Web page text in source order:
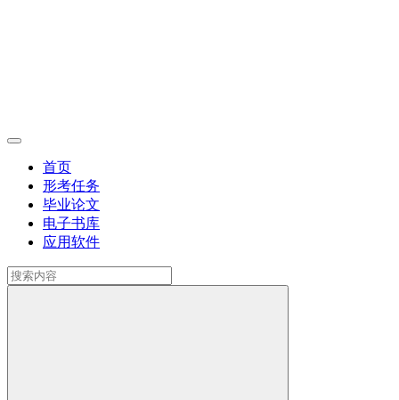
首页
形考任务
毕业论文
电子书库
应用软件